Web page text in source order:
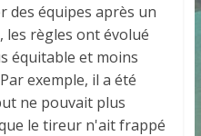
des équipes après un
les règles ont évolué
équitable et moins
exemple, il a été
ne pouvait plus
le tireur n'ait frappé